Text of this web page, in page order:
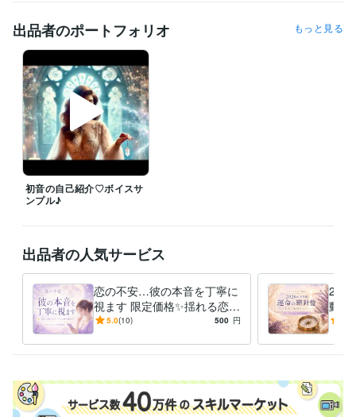
✧ 待機・ご相談につきまして
この時間に相談できますか？
待機予定を知りたいです
などございましたら、
お気軽にメッセージくださいね✨
深夜帯は直接お電話いただく方がスムーズです✨
✧ テキスト鑑定は随時受付中 ✧
24時間いつでもご依頼いただけます。
ご返信までお時間をいただく場合もございますが、
いただいたメッセージはすべて大切に拝見しております。安心してお問
い合わせください✨
これまでご縁をいただき、
ココナラプラチナランク12ヶ月連続キープを経験させていただきまし
た。
タロットと心をつなぐ対話の中で、
今のあなたに必要なメッセージを受け取り、
未来へ進むためのヒントを
一緒に見つけていきましょう✨
心よりお待ちしております♡
経験職種
出品者のポートフォリオ もっと見る
初音の自己紹介♡ボイスサ
ンプル♪
出品者の人気サービス
恋の不安…彼の本音を丁寧に
視ます 限定価格✨揺れる恋心
をカードから潜在意識リーデ
5.0(10) 500 円
動く
愛・